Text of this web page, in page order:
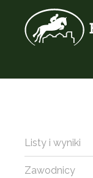
Listy i wyniki
Zawodnicy